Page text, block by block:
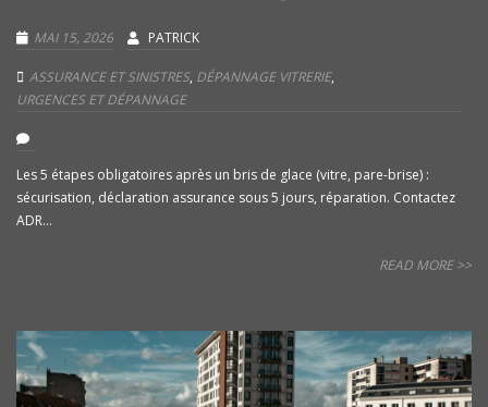
MAI 15, 2026 PATRICK
ASSURANCE ET SINISTRES, DÉPANNAGE VITRERIE,
URGENCES ET DÉPANNAGE
Les 5 étapes obligatoires après un bris de glace (vitre, pare-brise) :
sécurisation, déclaration assurance sous 5 jours, réparation. Contactez
ADR...
READ MORE >>